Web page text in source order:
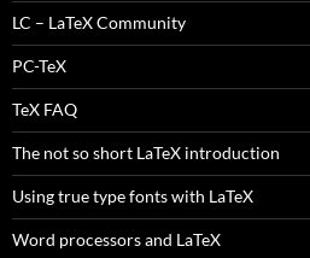
LC – LaTeX Community
PC-TeX
TeX FAQ
The not so short LaTeX introduction
Using true type fonts with LaTeX
Word processors and LaTeX